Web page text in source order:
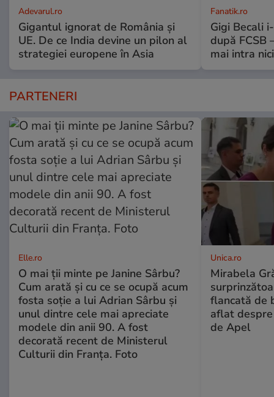
Adevarul.ro
Gigantul ignorat de România și
UE. De ce India devine un pilon al
strategiei europene în Asia
Fanatik.ro
Gigi Becali
după FCSB
mai intra
PARTENERI
Elle.ro
O mai ții minte pe Janine Sârbu?
Cum arată și cu ce se ocupă acum
fosta soție a lui Adrian Sârbu și
unul dintre cele mai apreciate
modele din anii 90. A fost
decorată recent de Ministerul
Culturii din Franța. Foto
Unica.ro
Mirabela
flancată de
aflat
de Apel